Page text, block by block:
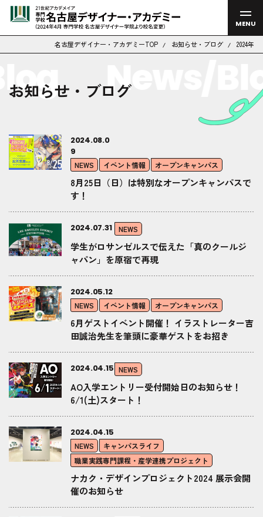
MENU
名古屋デザイナー・アカデミーTOP お知らせ・ブログ 2024年
News/
お知らせ・ブログ
2024.08.0
9
NEWS イベント情報 オープンキャンパス
8月25日（日）は特別なオープンキャンパスで
す！
2024.07.31 NEWS
学生がロサンゼルスで伝えた「真のクールジ
ャパン」を原宿で再現
2024.05.12
NEWS イベント情報 オープンキャンパス
6月ゲストイベント開催！ イラストレーター吉
田誠治先生を筆頭に豪華ゲストをお招き
2024.04.15 NEWS
AO入学エントリー受付開始日のお知らせ！
6/1(土)スタート！
2024.04.15
NEWS
キャンパスライフ
職業実践専門課程・産学連携プロジェクト
ナカク・デザインプロジェクト2024 展示会開
催のお知らせ